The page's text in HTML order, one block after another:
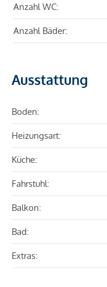
Anzahl WC:
Anzahl Bäder:
Ausstattung
Boden:
Heizungsart:
Küche:
Fahrstuhl:
Balkon:
Bad:
Extras: